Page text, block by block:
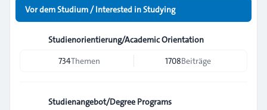
Vor dem Studium / Interested in Studying
Studienorientierung/Academic Orientation
734Themen 1708Beiträge
Studienangebot/Degree Programs